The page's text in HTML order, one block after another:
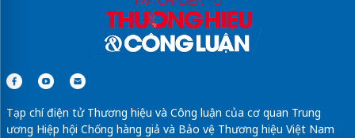
Tạp chí điện tử Thương hiệu và Công luận của cơ quan Trung
ương Hiệp hội Chống hàng giả và Bảo vệ Thương hiệu Việt Nam